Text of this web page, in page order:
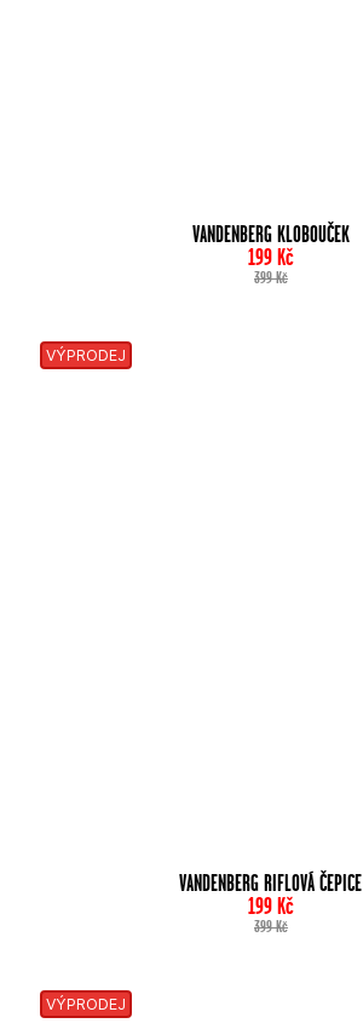
VANDENBERG KLOBOUČEK
199Kč
399Kč
VÝPRODEJ
VANDENBERG RIFLOVÁ ČEPICE
199Kč
399Kč
VÝPRODEJ